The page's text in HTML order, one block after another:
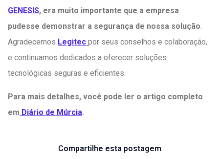
GENESIS, era muito importante que a empresa
pudesse demonstrar a segurança de nossa solução.
Agradecemos Legitec por seus conselhos e colaboração,
e continuamos dedicados a oferecer soluções
tecnológicas seguras e eficientes.
Para mais detalhes, você pode ler o artigo completo
em Diário de Múrcia.
Compartilhe esta postagem